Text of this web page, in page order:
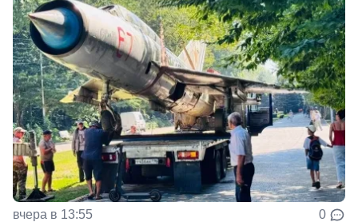
вчера в 13:55 0